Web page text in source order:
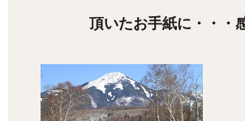
頂いたお手紙に・・